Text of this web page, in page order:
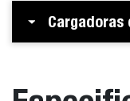
Cargadoras